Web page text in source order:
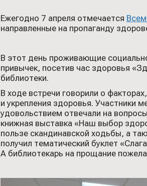
Ежегодно 7 апреля отмечается
направленные на пропаганду
В этот день проживающие
привычек, посетив час здоровья
библиотеки.
В ходе встречи говорили о
и укрепления здоровья. Участники
удовольствием отвечали на
книжная выставка «Наш выбор
пользе скандинавской ходьбы, а
получил тематический буклет
А библиотекарь на прощание